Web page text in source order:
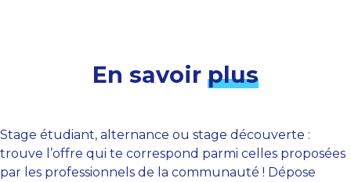
En savoir plus
Stage étudiant, alternance ou stage découverte :
trouve l’offre qui te correspond parmi celles proposées
par les professionnels de la communauté ! Dépose